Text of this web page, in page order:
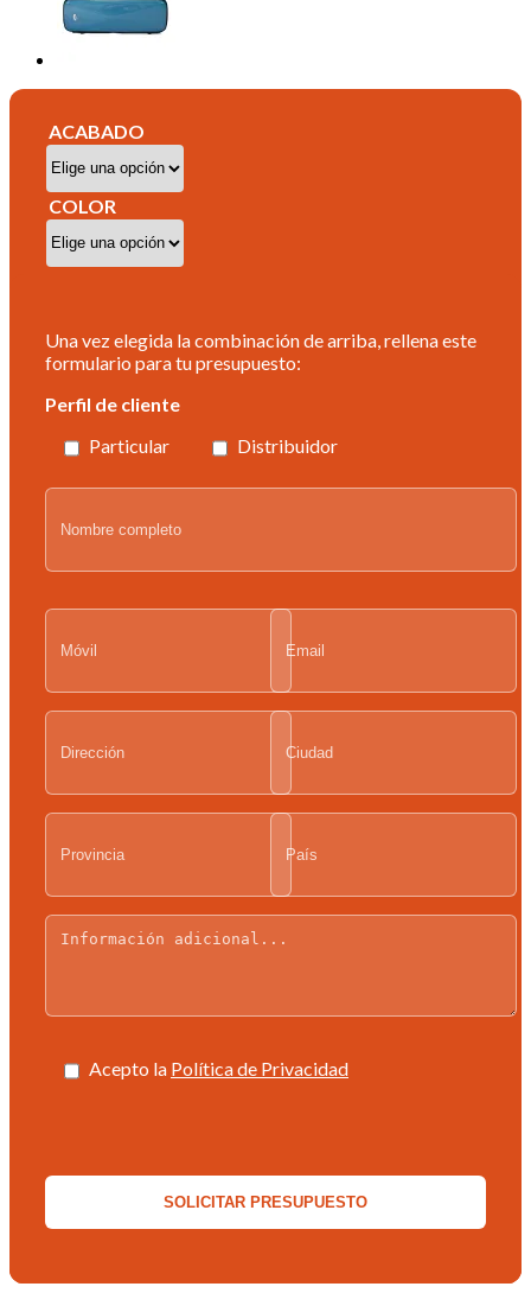
ACABADO
COLOR
Una vez elegida la combinación de arriba, rellena este
formulario para tu presupuesto:
Perfil de cliente
Particular
Distribuidor
Acepto la Política de Privacidad